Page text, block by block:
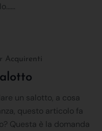
Acquirenti
un salotto, a cosa
questo articolo fa
Questa è la domanda